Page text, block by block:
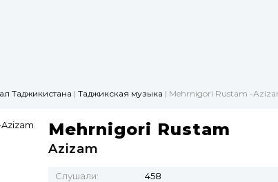
Таджикистана | Таджикская музыка | Mehrnigori Rustam -
Mehrnigori Rustam
Azizam
Слушали:
458